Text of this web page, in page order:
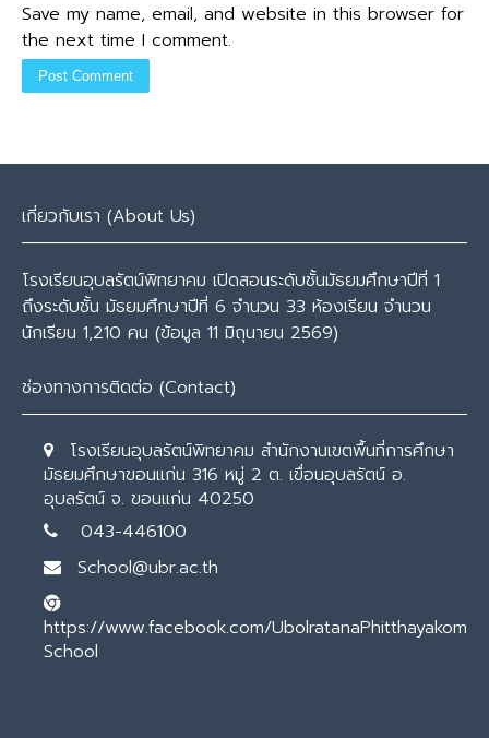
Save my name, email, and website in this browser for
the next time I comment.
เกี่ยวกับเรา (About Us)
โรงเรียนอุบลรัตน์พิทยาคม เปิดสอนระดับชั้นมัธยมศึกษาปีที่ 1
ถึงระดับชั้น มัธยมศึกษาปีที่ 6 จำนวน 33 ห้องเรียน จำนวน
นักเรียน 1,210 คน (ข้อมูล 11 มิถุนายน 2569)
ช่องทางการติดต่อ (Contact)
โรงเรียนอุบลรัตน์พิทยาคม สำนักงานเขตพื้นที่การศึกษา
มัธยมศึกษาขอนแก่น 316 หมู่ 2 ต. เขื่อนอุบลรัตน์ อ.
อุบลรัตน์ จ. ขอนแก่น 40250
043-446100
School@ubr.ac.th
https://www.facebook.com/UbolratanaPhitthayakom
School